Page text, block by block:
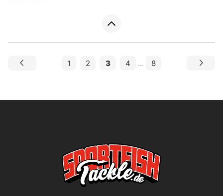
1 2 3 4 ... 8